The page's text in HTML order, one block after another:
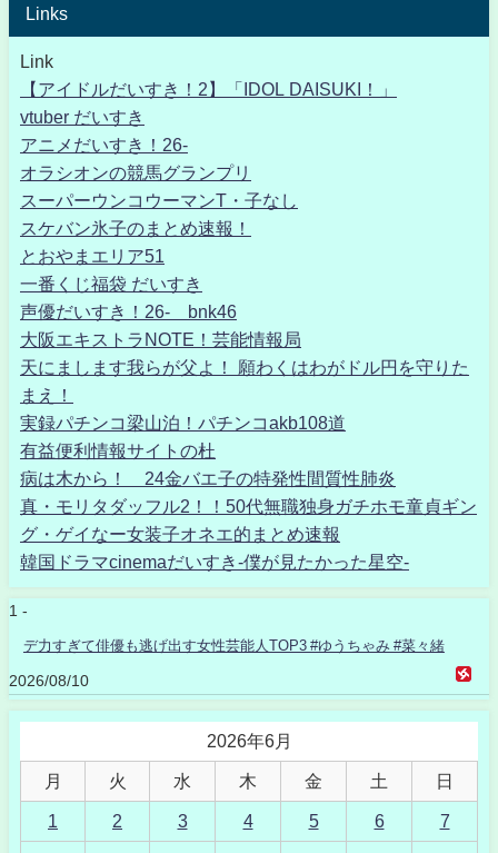
Links
Link
【アイドルだいすき！2】「IDOL DAISUKI！」
vtuber だいすき
アニメだいすき！26-
オラシオンの競馬グランプリ
スーパーウンコウーマンT・子なし
スケバン氷子のまとめ速報！
とおやまエリア51
一番くじ福袋 だいすき
声優だいすき！26- bnk46
大阪エキストラNOTE！芸能情報局
天にまします我らが父よ！ 願わくはわがドル円を守りた
まえ！
実録パチンコ梁山泊！パチンコakb108道
有益便利情報サイトの杜
病は木から！ 24金バエ子の特発性間質性肺炎
真・モリタダッフル2！！50代無職独身ガチホモ童貞ギン
グ・ゲイなー女装子オネエ的まとめ速報
韓国ドラマcinemaだいすき-僕が見たかった星空-
1 -
デ力すぎて俳優も逃げ出す女性芸能人TOP3 #ゆうちゃみ #菜々緒
2026/08/10
2026年6月
月 火 水 木 金 土 日
1 2 3 4 5 6 7